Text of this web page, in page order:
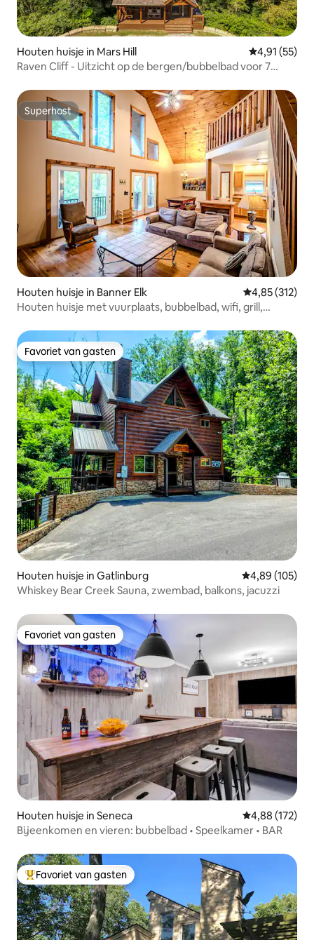
Houten huisje in Mars Hill Gemiddelde
4,91 (55)
Raven Cliff - Uitzicht op de bergen/bubbelbad voor 7
Superhost
Superhost
Houten huisje in Banner Elk Gemiddelde
4,85 (312)
Houten huisje met vuurplaats, bubbelbad, wifi, grill,
Favoriet van gasten
Favoriet van gasten
Houten huisje in Gatlinburg Gemiddelde
4,89 (105)
Whiskey Bear Creek Sauna, zwembad, balkons, jacuzzi
Favoriet van gasten
Favoriet van gasten
Houten huisje in Seneca Gemiddelde
4,88 (172)
Bijeenkomen en vieren: bubbelbad • Speelkamer • BAR
Topfavoriet van gasten
Favoriet van gasten